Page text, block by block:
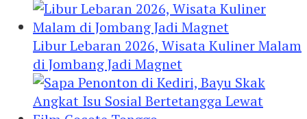
Libur Lebaran 2026, Wisata Kuliner Malam
di Jombang Jadi Magnet